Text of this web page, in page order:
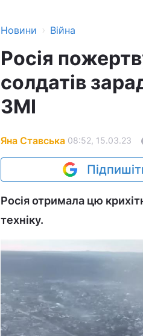
Новини › Війна
Росія
солдатів
ЗМІ
Яна Ставська 08:52, 15.03.23
Росія отримала цю
техніку.